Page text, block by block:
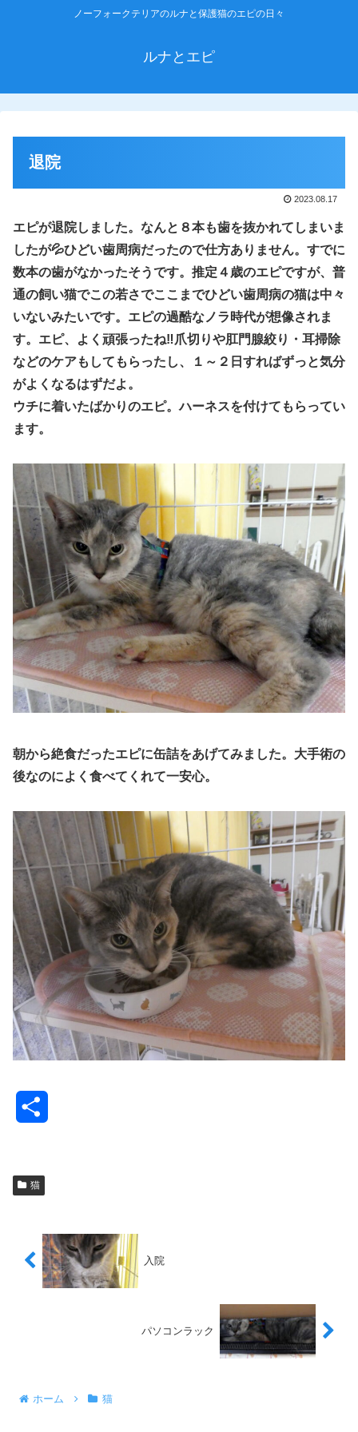
ノーフォークテリアのルナと保護猫のエピの日々
ルナとエピ
退院
2023.08.17
エピが退院しました。なんと８本も歯を抜かれてしまいま
したが💦ひどい歯周病だったので仕方ありません。すでに
数本の歯がなかったそうです。推定４歳のエピですが、普
通の飼い猫でこの若さでここまでひどい歯周病の猫は中々
いないみたいです。エピの過酷なノラ時代が想像されま
す。エピ、よく頑張ったね‼爪切りや肛門腺絞り・耳掃除
などのケアもしてもらったし、１～２日すればずっと気分
がよくなるはずだよ。
ウチに着いたばかりのエピ。ハーネスを付けてもらってい
ます。
朝から絶食だったエピに缶詰をあげてみました。 大手術の
後なのによく食べてくれて一安心。
猫
入院
パソコンラック
ホーム 猫